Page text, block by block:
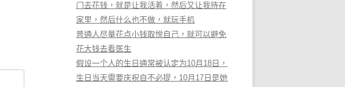
门去花钱，就是让我活着，然后又让我待在
家里，然后什么也不做，就玩手机
普通人尽量花点小钱取悦自己，就可以避免
花大钱去看医生
假设一个人的生日通常被认定为10月18日，
生日当天需要庆祝自不必提，10月17日是她